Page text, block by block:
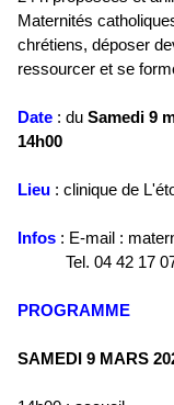
Maternités
chrétiens, déposer
ressourcer et se
Date : du Samedi 9
14h00
Lieu : clinique de
Infos : E-mail :
Tel. 04 42 17
PROGRAMME
SAMEDI 9 MARS